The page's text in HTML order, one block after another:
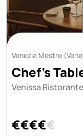
Venezia Mestre
Chef's
Venissa Ristorante
€€€€€